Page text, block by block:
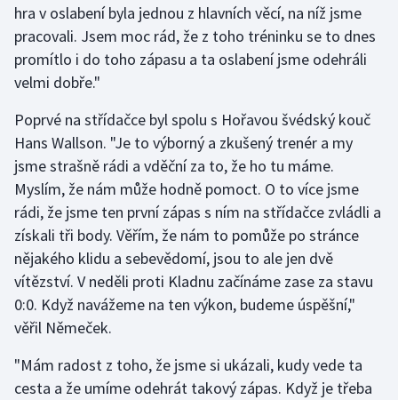
hra v oslabení byla jednou z hlavních věcí, na níž jsme
pracovali. Jsem moc rád, že z toho tréninku se to dnes
promítlo i do toho zápasu a ta oslabení jsme odehráli
velmi dobře."
Poprvé na střídačce byl spolu s Hořavou švédský kouč
Hans Wallson. "Je to výborný a zkušený trenér a my
jsme strašně rádi a vděční za to, že ho tu máme.
Myslím, že nám může hodně pomoct. O to více jsme
rádi, že jsme ten první zápas s ním na střídačce zvládli a
získali tři body. Věřím, že nám to pomůže po stránce
nějakého klidu a sebevědomí, jsou to ale jen dvě
vítězství. V neděli proti Kladnu začínáme zase za stavu
0:0. Když navážeme na ten výkon, budeme úspěšní,"
věřil Němeček.
"Mám radost z toho, že jsme si ukázali, kudy vede ta
cesta a že umíme odehrát takový zápas. Když je třeba